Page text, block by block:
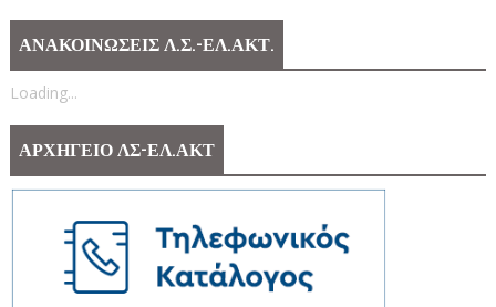
ΑΝΑΚΟΙΝΩΣΕΙΣ Λ.Σ.-ΕΛ.ΑΚΤ.
Loading...
ΑΡΧΗΓΕΙΟ ΛΣ-ΕΛ.ΑΚΤ